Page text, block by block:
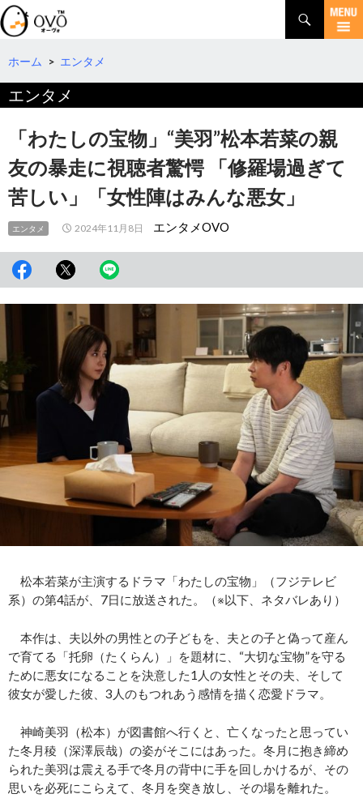
検
索
コ
テ
へ
ホーム > エンタメ
エンタメ
「わたしの宝物」“美羽”松本若菜の親
友の暴走に視聴者驚愕 「修羅場過ぎて
苦しい」「女性陣はみんな悪女」
エンタメ 2024年11月8日 エンタメOVO
松本若菜が主演するドラマ「わたしの宝物」（フジテレビ
系）の第4話が、7日に放送された。（※以下、ネタバレあり）
本作は、夫以外の男性との子どもを、夫との子と偽って産ん
で育てる「托卵（たくらん）」を題材に、“大切な宝物”を守る
ために悪女になることを決意した1人の女性とその夫、そして
彼女が愛した彼、3人のもつれあう感情を描く恋愛ドラマ。
神崎美羽（松本）が図書館へ行くと、亡くなったと思ってい
た冬月稜（深澤辰哉）の姿がそこにはあった。冬月に抱き締め
られた美羽は震える手で冬月の背中に手を回しかけるが、その
思いを必死にこらえて、冬月を突き放し、その場を離れた。